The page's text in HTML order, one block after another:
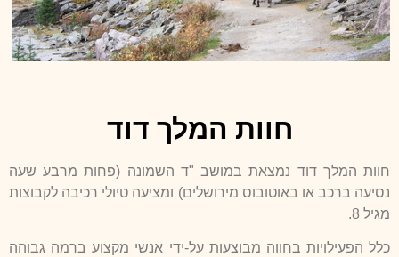
חוות המלך דוד
חוות המלך דוד נמצאת במושב "ד השמונה (פחות מרבע שעה
נסיעה ברכב או באוטובוס מירושלים) ומציעה טיולי רכיבה לקבוצות
מגיל 8.
כלל הפעילויות בחווה מבוצעות על-ידי אנשי מקצוע ברמה גבוהה